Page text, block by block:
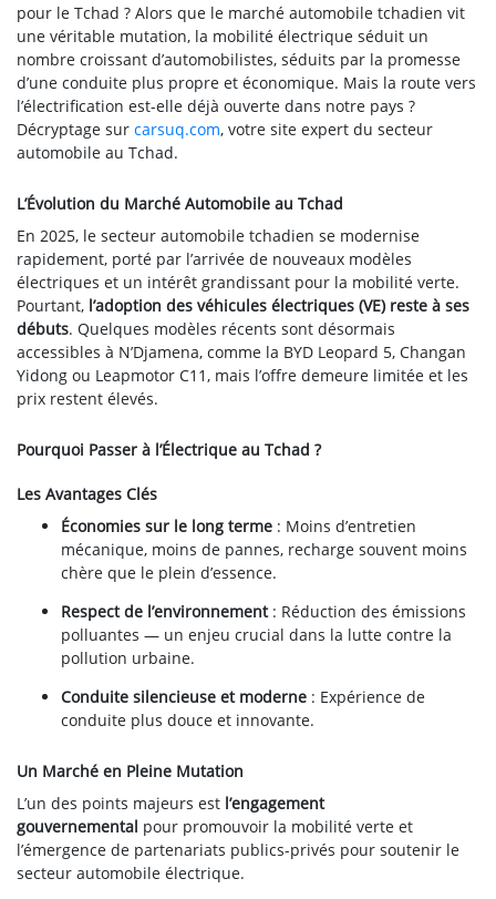
pour le Tchad ? Alors que le marché automobile tchadien vit
une véritable mutation, la mobilité électrique séduit un
nombre croissant d’automobilistes, séduits par la promesse
d’une conduite plus propre et économique. Mais la route vers
l’électrification est-elle déjà ouverte dans notre pays ?
Décryptage sur carsuq.com, votre site expert du secteur
automobile au Tchad.
L’Évolution du Marché Automobile au Tchad
En 2025, le secteur automobile tchadien se modernise
rapidement, porté par l’arrivée de nouveaux modèles
électriques et un intérêt grandissant pour la mobilité verte.
Pourtant, l’adoption des véhicules électriques (VE) reste à ses
débuts. Quelques modèles récents sont désormais
accessibles à N’Djamena, comme la BYD Leopard 5, Changan
Yidong ou Leapmotor C11, mais l’offre demeure limitée et les
prix restent élevés.
Pourquoi Passer à l’Électrique au Tchad ?
Les Avantages Clés
Économies sur le long terme : Moins d’entretien
mécanique, moins de pannes, recharge souvent moins
chère que le plein d’essence.
Respect de l’environnement: Réduction des émissions
polluantes — un enjeu crucial dans la lutte contre la
pollution urbaine.
Conduite silencieuse et moderne : Expérience de
conduite plus douce et innovante.
Un Marché en Pleine Mutation
L’un des points majeurs est l’engagement
gouvernemental pour promouvoir la mobilité verte et
l’émergence de partenariats publics-privés pour soutenir le
secteur automobile électrique.